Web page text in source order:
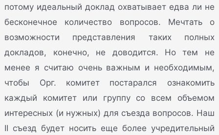
потому идеальный доклад охватывает едва ли не
бесконечное количество вопросов. Мечтать о
возможности представления таких полных
докладов, конечно, не доводится. Но тем не
менее я считаю очень важным и необходимым,
чтобы Орг. комитет постарался ознакомить
каждый комитет или группу со всем объемом
интересных (и нужных) для съезда вопросов. Наш
II съезд будет носить еще более учредительный